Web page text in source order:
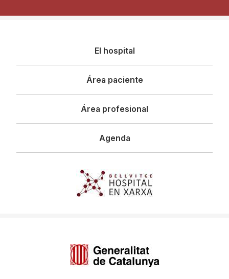
principal
El hospital
Área paciente
Área profesional
Agenda